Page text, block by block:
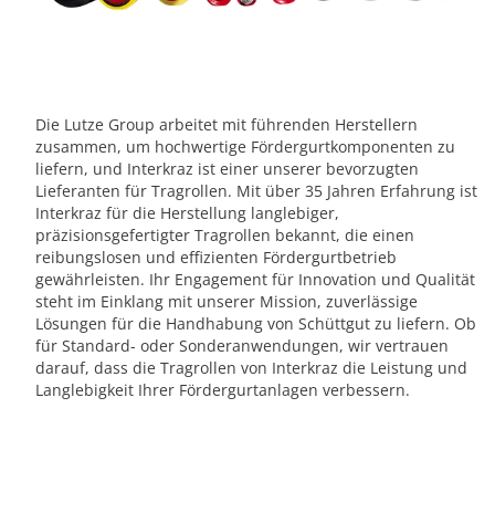
Die Lutze Group arbeitet mit führenden Herstellern
zusammen, um hochwertige Fördergurtkomponenten zu
liefern, und Interkraz ist einer unserer bevorzugten
Lieferanten für Tragrollen. Mit über 35 Jahren Erfahrung ist
Interkraz für die Herstellung langlebiger,
präzisionsgefertigter Tragrollen bekannt, die einen
reibungslosen und effizienten Fördergurtbetrieb
gewährleisten. Ihr Engagement für Innovation und Qualität
steht im Einklang mit unserer Mission, zuverlässige
Lösungen für die Handhabung von Schüttgut zu liefern. Ob
für Standard- oder Sonderanwendungen, wir vertrauen
darauf, dass die Tragrollen von Interkraz die Leistung und
Langlebigkeit Ihrer Fördergurtanlagen verbessern.